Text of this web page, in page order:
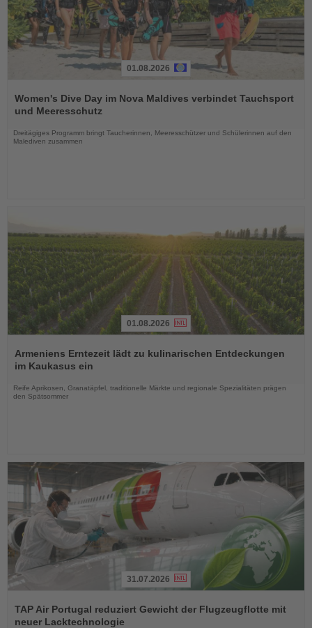
Sie
die
01.08.2026
Women's Dive Day im Nova Maldives verbindet Tauchsport
und Meeresschutz
Dreitägiges Programm bringt Taucherinnen, Meeresschützer und Schülerinnen auf den
Malediven zusammen
Sie
die
01.08.2026
Armeniens Erntezeit lädt zu kulinarischen Entdeckungen
im Kaukasus ein
Reife Aprikosen, Granatäpfel, traditionelle Märkte und regionale Spezialitäten prägen
den Spätsommer
Sie
die
31.07.2026
TAP Air Portugal reduziert Gewicht der Flugzeugflotte mit
neuer Lacktechnologie